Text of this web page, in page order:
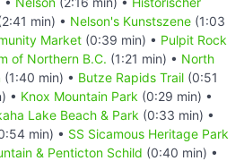
min) • Nelson's Kunstszene (1:03
Market (0:39 min) • Pulpit Rock
of Northern B.C. (1:21 min) • North
(1:40 min) • Butze Rapids Trail (0:51
• Knox Mountain Park (0:29 min) •
Lake Beach & Park (0:33 min) •
min) • SS Sicamous Heritage Park
& Penticton Schild (0:40 min) •